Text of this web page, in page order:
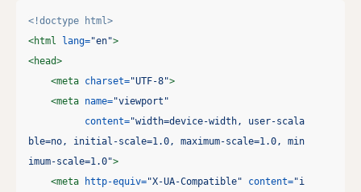
<!doctype html>
<html
lang="en">
<head>
<meta charset="UTF-8">
<meta name="viewport"
content="width=device-width, user-scala
ble=no, initial-scale=1.0, maximum-scale=1.0, min
imum-scale=1.0">
<meta
http-equiv="X-UA-Compatible" content="i